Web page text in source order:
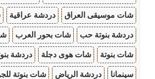
شات موسيقى العراق دردشة عراقية
دردشة بنوتة حب شات بحور العرب
شات بنوتة شات هوى دجلة دردشة
سينمانا دردشة الرياض شات بنوتة